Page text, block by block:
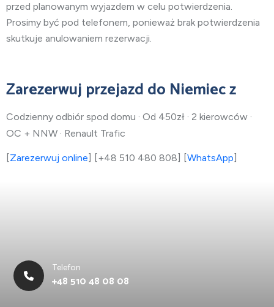
przed planowanym wyjazdem w celu potwierdzenia.
Prosimy być pod telefonem, ponieważ brak potwierdzenia
skutkuje anulowaniem rezerwacji.
Zarezerwuj przejazd do Niemiec z
Codzienny odbiór spod domu · Od 450zł · 2 kierowców ·
OC + NNW · Renault Trafic
Zarezerwuj online ] [+48 510 480 808] [ WhatsApp
Telefon
+48 510 48 08 08